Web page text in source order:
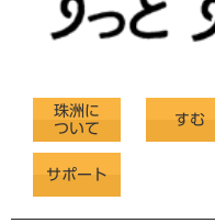
珠洲に
ついて
すむ
サポート